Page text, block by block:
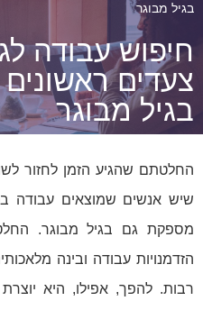
בגיל מבוגר
חיפוש עבודה
צעדים ראשונים
בגיל מבוגר
החלטתם שהגיע הזמן לחזור
שיש אנשים שמוצאים עבודה
מספקת גם בגיל מבוגר.
הזדמנויות עבודה ובינה
רבות. להפך, אפילו, היא